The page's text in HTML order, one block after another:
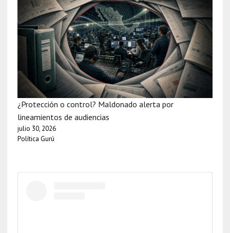
¿Protección o control? Maldonado alerta por
lineamientos de audiencias
julio 30, 2026
Política Gurú